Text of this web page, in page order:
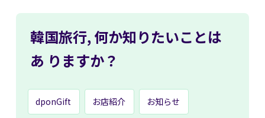
韓国旅行, 何か知りたいことは
あ りますか？
dponGift お店紹介 お知らせ